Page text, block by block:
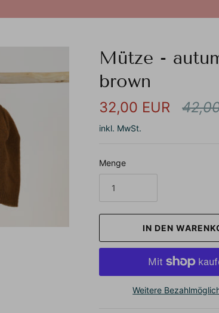
Mütze -
brown
32,00 EUR
inkl. MwSt.
Menge
IN DEN
Weitere